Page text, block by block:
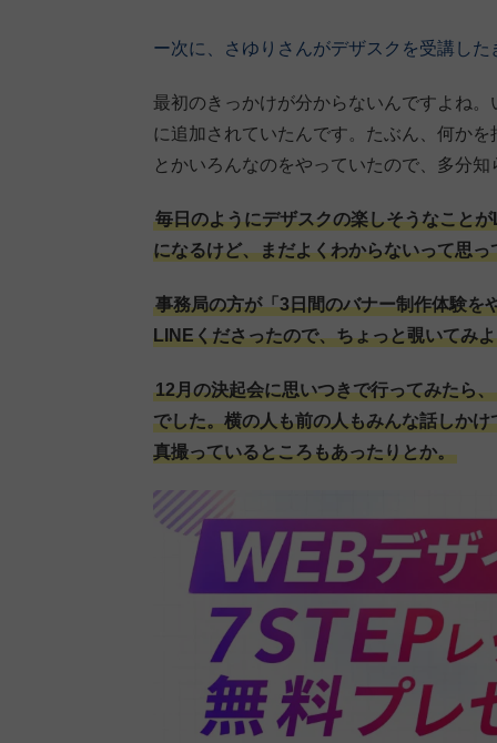
ー次に、さゆりさんがデザスクを受講し
最初のきっかけが分からないんですよね
に追加されていたんです。たぶん、何か
とかいろんなのをやっていたので、多分
毎日のようにデザスクの楽しそうなこと
になるけど、まだよくわからないって思っ
事務局の方が「3日間のバナー制作体験を
LINEくださったので、ちょっと覗いてみ
12月の決起会に思いつきで行ってみたら
でした。横の人も前の人もみんな話しか
真撮っているところもあったりとか。